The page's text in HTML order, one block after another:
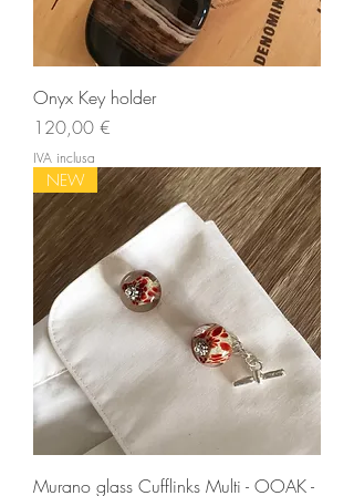
Onyx Key holder
Prezzo
120,00 €
IVA inclusa
NEW
Murano glass Cufflinks Multi - OOAK -